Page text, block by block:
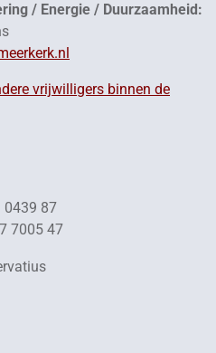
/ Energie / Duurzaamheid:
vrijwilligers binnen de
87
7005 47